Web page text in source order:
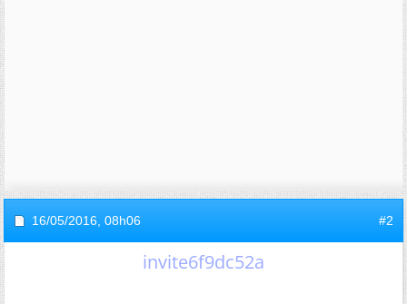
16/05/2016, 08h06 #2
invite6f9dc52a